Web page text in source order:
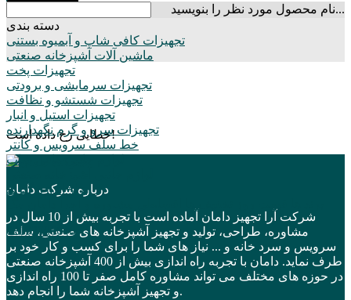
نام محصول مورد نظر را بنویسید...
دسته بندی
تجهیزات کافی شاپ و آبمیوه بستنی
ماشین آلات آشپزخانه صنعتی
تجهیزات پخت
تجهیزات سرمایشی و برودتی
تجهیزات شستشو و نظافت
تجهیزات استیل و انبار
تجهیزات سرو و گرم نگهدارنده
خط سلف سرویس و کانتر
لوازم جانبی کافی شاپ
ابزار اندازه گیری
02192006646
خطایی رخ داده است!
درباره شرکت دامان
شرکت آرا تجهیز دامان آماده است با تجربه بیش از 10 سال در
مشاوره، طراحی، تولید و تجهیز آشپزخانه های صنعتی، سلف
سرویس و سرد خانه و ... نیاز های شما را برای کسب و کار خود بر
طرف نماید. دامان با تجربه راه اندازی بیش از 400 آشپزخانه صنعتی
در حوزه های مختلف می تواند مشاوره کامل صفر تا 100 راه اندازی
و تجهیز آشپزخانه شما را انجام دهد.